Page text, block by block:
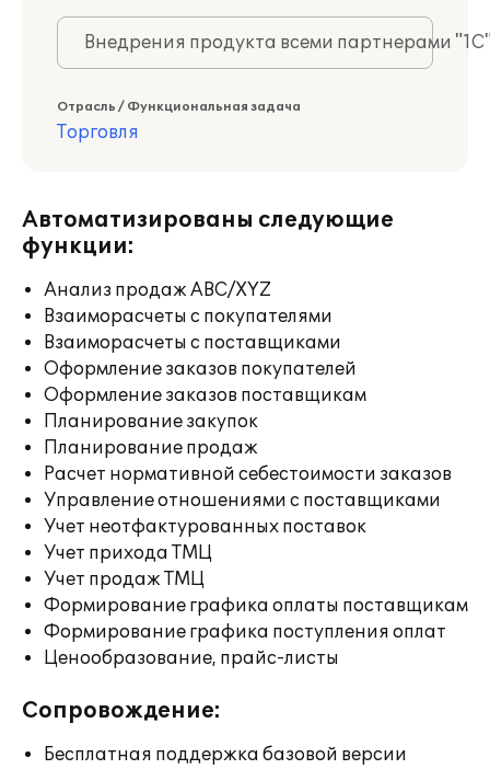
Внедрения продукта всеми партнерами
Отрасль / Функциональная задача
Торговля
Автоматизированы следующие
функции:
Анализ продаж ABC/XYZ
Взаиморасчеты с покупателями
Взаиморасчеты с поставщиками
Оформление заказов покупателей
Оформление заказов поставщикам
Планирование закупок
Планирование продаж
Расчет нормативной себестоимости заказов
Управление отношениями с поставщиками
Учет неотфактурованных поставок
Учет прихода ТМЦ
Учет продаж ТМЦ
Формирование графика оплаты поставщикам
Формирование графика поступления оплат
Ценообразование, прайс-листы
Сопровождение:
Бесплатная поддержка базовой версии